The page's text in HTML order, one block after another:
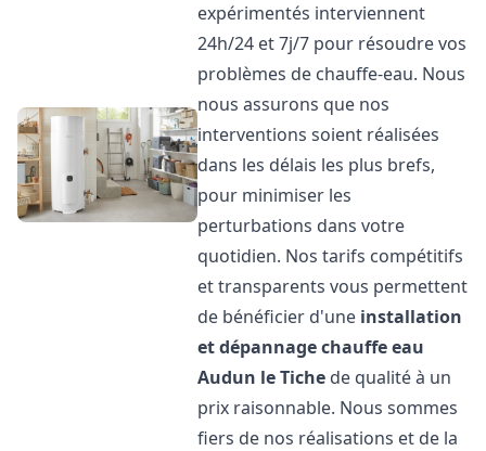
expérimentés interviennent
24h/24 et 7j/7 pour résoudre vos
problèmes de chauffe-eau. Nous
nous assurons que nos
interventions soient réalisées
dans les délais les plus brefs,
pour minimiser les
perturbations dans votre
quotidien. Nos tarifs compétitifs
et transparents vous permettent
de bénéficier d'une installation
et dépannage chauffe eau
Audun le Tiche de qualité à un
prix raisonnable. Nous sommes
fiers de nos réalisations et de la